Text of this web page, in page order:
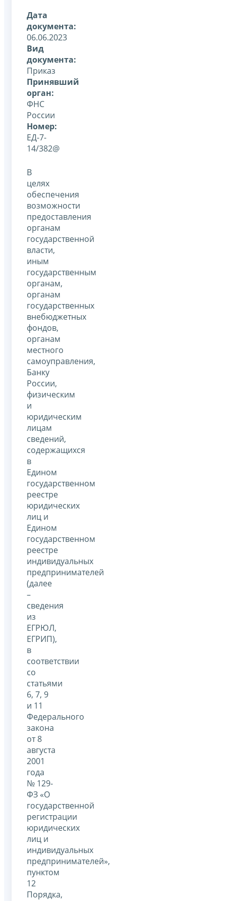
Дата
документа:
06.06.2023
Вид
документа:
Приказ
Принявший
орган:
ФНС
России
Номер:
ЕД-7-
14/382@
В
целях
обеспечения
возможности
предоставления
органам
государственной
власти,
иным
государственным
органам,
органам
государственных
внебюджетных
фондов,
органам
местного
самоуправления,
Банку
России,
физическим
и
юридическим
лицам
сведений,
содержащихся
в
Едином
государственном
реестре
юридических
лиц и
Едином
государственном
реестре
индивидуальных
предпринимателей
(далее
–
сведения
из
ЕГРЮЛ,
ЕГРИП),
в
соответствии
со
статьями
6, 7, 9
и 11
Федерального
закона
от 8
августа
2001
года
№ 129-
ФЗ «О
государственной
регистрации
юридических
лиц и
индивидуальных
предпринимателей»,
пунктом
12
Порядка,